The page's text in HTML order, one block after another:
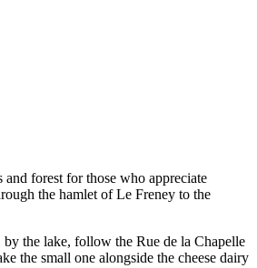
forest for those who appreciate
the hamlet of Le Freney to the
by the lake, follow the Rue de la Chapelle
the small one alongside the cheese dairy